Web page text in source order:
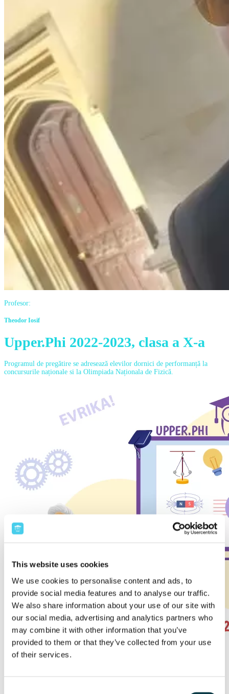
This website uses cookies
We use cookies to personalise content and ads, to
provide social media features and to analyse our traffic.
We also share information about your use of our site with
our social media, advertising and analytics partners who
may combine it with other information that you’ve
provided to them or that they’ve collected from your use
of their services.
Profesor:
Theodor Iosif
Upper.Phi 2022-2023, clasa a X-a
Programul de pregătire se adresează elevilor dornici de performanță la
concursurile naționale si la Olimpiada Naționala de Fizică.
Descrierea programului
Cursurile se vor axa pe predarea materiei pentru olimpiada din clasa a 10-a,